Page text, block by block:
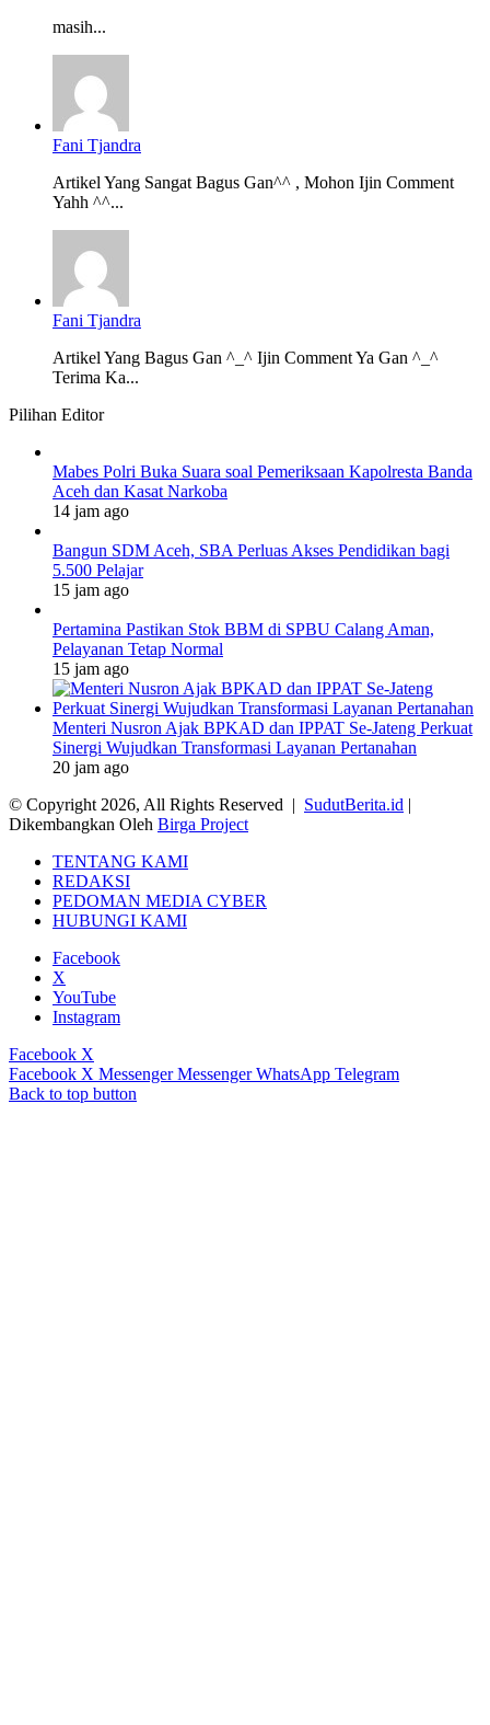
masih...
Fani Tjandra
Artikel Yang Sangat Bagus Gan^^ , Mohon Ijin Comment
Yahh ^^...
Fani Tjandra
Artikel Yang Bagus Gan ^_^ Ijin Comment Ya Gan ^_^
Terima Ka...
Pilihan Editor
Mabes Polri Buka Suara soal Pemeriksaan Kapolresta Banda
Aceh dan Kasat Narkoba
14 jam ago
Bangun SDM Aceh, SBA Perluas Akses Pendidikan bagi
5.500 Pelajar
15 jam ago
Pertamina Pastikan Stok BBM di SPBU Calang Aman,
Pelayanan Tetap Normal
15 jam ago
Menteri Nusron Ajak BPKAD dan IPPAT Se-Jateng Perkuat
Sinergi Wujudkan Transformasi Layanan Pertanahan
20 jam ago
© Copyright 2026, All Rights Reserved | SudutBerita.id |
Dikembangkan Oleh Birga Project
TENTANG KAMI
REDAKSI
PEDOMAN MEDIA CYBER
HUBUNGI KAMI
Facebook
X
YouTube
Instagram
Facebook X
Facebook X Messenger Messenger WhatsApp Telegram
Back to top button